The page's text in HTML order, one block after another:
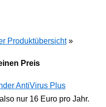
Produktübersicht»
Preis
AntiVirus Plus
nur 16 Euro pro Jahr.